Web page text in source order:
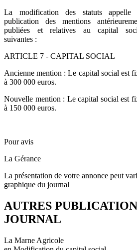
La modification des statuts appelle
publication des mentions
publiées et relatives au capital
suivantes :
ARTICLE 7 - CAPITAL SOCIAL
Ancienne mention : Le capital social est
à 300 000 euros.
Nouvelle mention : Le capital social est
à 150 000 euros.
Pour avis
La Gérance
La présentation de votre annonce peut
graphique du journal
AUTRES
JOURNAL
La Marne Agricole